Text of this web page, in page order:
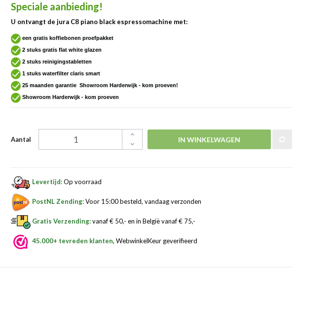
Speciale aanbieding!
U ontvangt de jura C8 piano black espressomachine met:
een gratis koffiebonen proefpakket
2 stuks gratis flat white glazen
2 stuks reinigingstabletten
1 stuks waterfilter claris smart
25 maanden garantie Showroom Harderwijk - kom proeven!
Showroom Harderwijk - kom proeven
Aantal IN WINKELWAGEN
Levertijd:Op voorraad
PostNL Zending:Voor 15:00 besteld, vandaag verzonden
Gratis Verzending:vanaf € 50,- en in België vanaf € 75,-
45.000+ tevreden klanten, WebwinkelKeur geverifieerd